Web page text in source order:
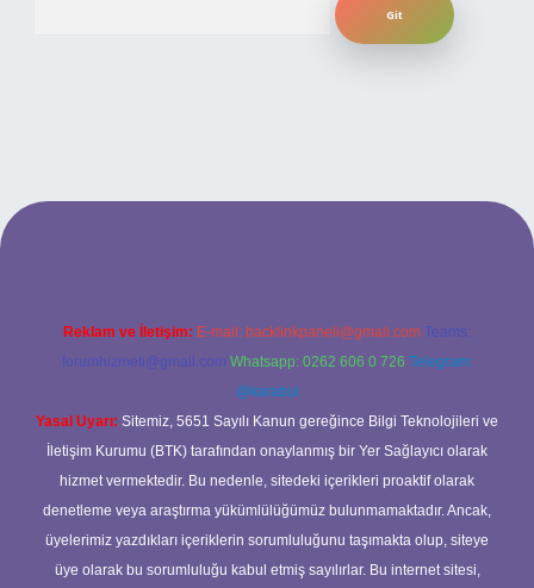
bahis sitesi
Reklam ve İletişim: E-mail: backlinkpaneli@gmail.com Teams:
forumhizmeti@gmail.com Whatsapp: 0262 606 0 726 Telegram:
@karabul
Yasal Uyarı: Sitemiz, 5651 Sayılı Kanun gereğince Bilgi Teknolojileri ve
İletişim Kurumu (BTK) tarafından onaylanmış bir Yer Sağlayıcı olarak
hizmet vermektedir. Bu nedenle, sitedeki içerikleri proaktif olarak
denetleme veya araştırma yükümlülüğümüz bulunmamaktadır. Ancak,
üyelerimiz yazdıkları içeriklerin sorumluluğunu taşımakta olup, siteye
üye olarak bu sorumluluğu kabul etmiş sayılırlar. Bu internet sitesi,